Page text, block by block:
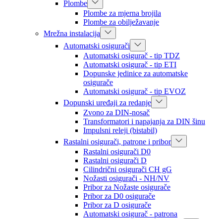
Plombe
Plombe za mjerna brojila
Plombe za obilježavanje
Mrežna instalacija
Automatski osigurači
Automatski osigurač - tip TDZ
Automatski osigurač - tip ETI
Dopunske jedinice za automatske
osigurače
Automatski osigurač - tip EVOZ
Dopunski uređaji za redanje
Zvono za DIN-nosač
Transformatori i napajanja za DIN šinu
Impulsni releji (bistabil)
Rastalni osigurači, patrone i pribor
Rastalni osigurači D0
Rastalni osigurači D
Cilindrični osigurači CH gG
Nožasti osigurači - NH/NV
Pribor za Nožaste osigurače
Pribor za D0 osigurače
Pribor za D osigurače
Automatski osigurač - patrona